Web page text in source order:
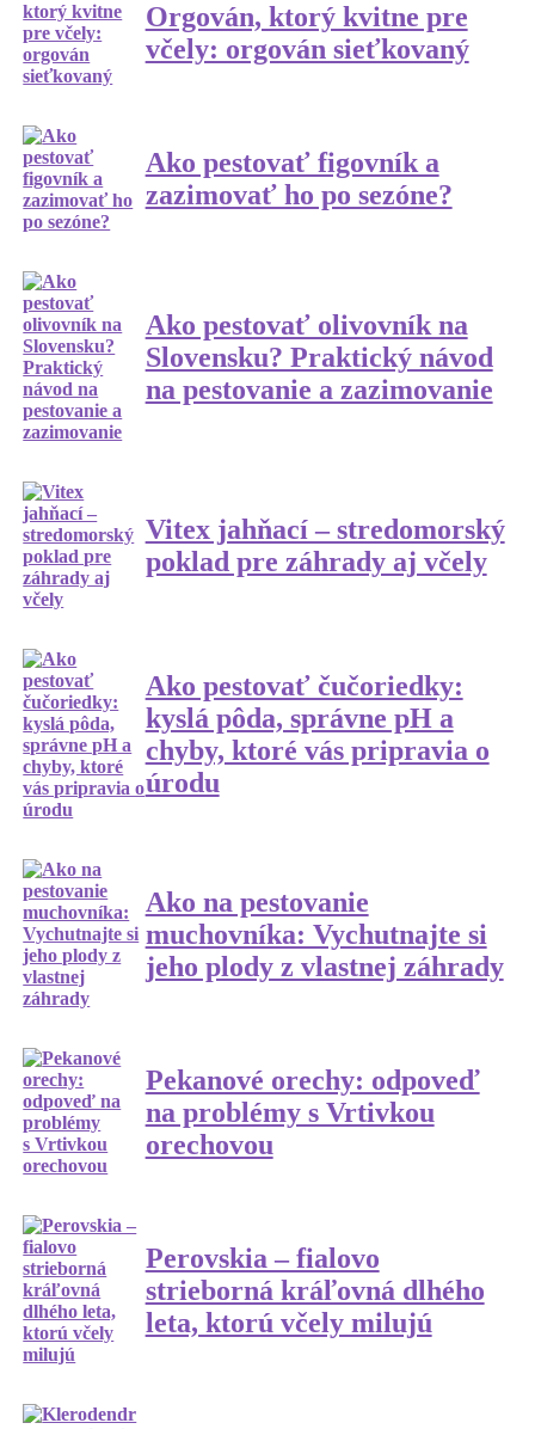
Orgován, ktorý kvitne pre
včely: orgován sieťkovaný
Ako pestovať figovník a
zazimovať ho po sezóne?
Ako pestovať olivovník na
Slovensku? Praktický návod
na pestovanie a zazimovanie
Vitex jahňací – stredomorský
poklad pre záhrady aj včely
Ako pestovať čučoriedky:
kyslá pôda, správne pH a
chyby, ktoré vás pripravia o
úrodu
Ako na pestovanie
muchovníka: Vychutnajte si
jeho plody z vlastnej záhrady
Pekanové orechy: odpoveď
na problémy s Vrtivkou
orechovou
Perovskia – fialovo
strieborná kráľovná dlhého
leta, ktorú včely milujú